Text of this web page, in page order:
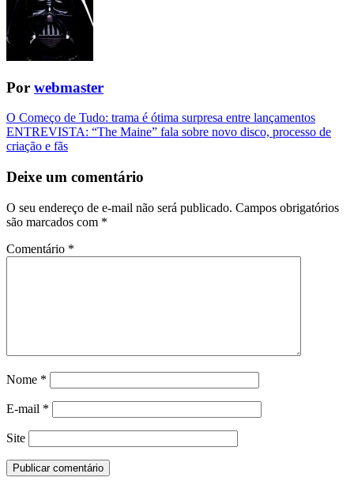
Por webmaster
Navegação
da
O Começo de Tudo: trama é ótima surpresa entre lançamentos
ENTREVISTA: “The Maine” fala sobre novo disco, processo de
criação e fãs
Deixe um comentário
O seu endereço de e-mail não será publicado. Campos obrigatórios
são marcados com *
Comentário *
Nome *
E-mail *
Site